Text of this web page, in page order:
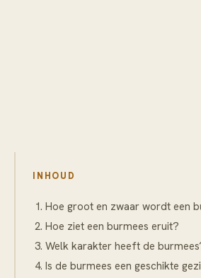
INHOUD
Hoe groot en zwaar wordt een
Hoe ziet een burmees eruit?
Welk karakter heeft de
Is de burmees een geschikte